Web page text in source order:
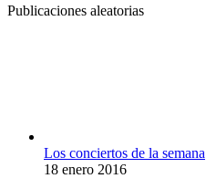
Publicaciones aleatorias
Los conciertos de la semana
18 enero 2016